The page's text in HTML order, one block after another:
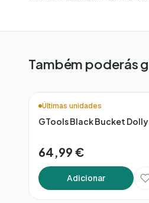
Também poderás
Últimas unidades
GTools Black Bucket Dolly
64,99 €
Adicionar